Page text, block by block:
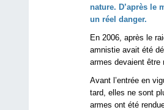
nature. D’après le
un réel danger.
En 2006, après le
amnistie avait été
armes devaient être
Avant l’entrée en
tard, elles ne sont
armes ont été